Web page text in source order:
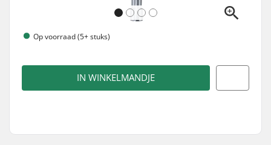
Op voorraad (5+ stuks)
IN WINKELMANDJE